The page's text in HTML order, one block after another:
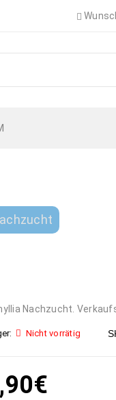
Nachzucht.
Nicht vorrätig
€